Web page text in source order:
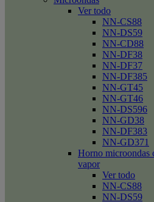
Ver todo
NN-CS88
NN-DS59
NN-CD88
NN-DF38
NN-DF37
NN-DF385
NN-GT45
NN-GT46
NN-DS596
NN-GD38
NN-DF383
NN-GD371
Horno microondas
vapor
Ver todo
NN-CS88
NN-DS59